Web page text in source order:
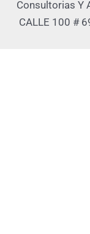
Consultorias Y
CALLE 100 #